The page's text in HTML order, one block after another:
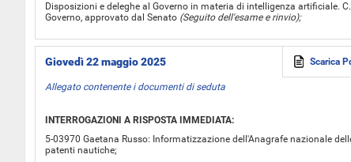
Disposizioni e deleghe al Governo in materia di intelligenza artificiale.
Governo, approvato dal Senato (Seguito dell'esame e rinvio);
Giovedì 22 maggio 2025
Allegato contenente i documenti di seduta
Scarica
INTERROGAZIONI A RISPOSTA IMMEDIATA:
5-03970 Gaetana Russo: Informatizzazione dell'Anagrafe nazionale
patenti nautiche;